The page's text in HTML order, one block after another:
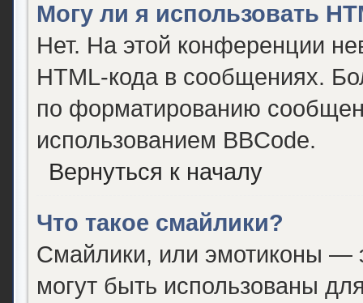
Могу ли я использовать
Нет. На этой конференции
HTML-кода в сообщениях.
по форматированию
использованием BBCode.
Вернуться к началу
Что такое смайлики?
Смайлики, или эмотиконы —
могут быть использованы